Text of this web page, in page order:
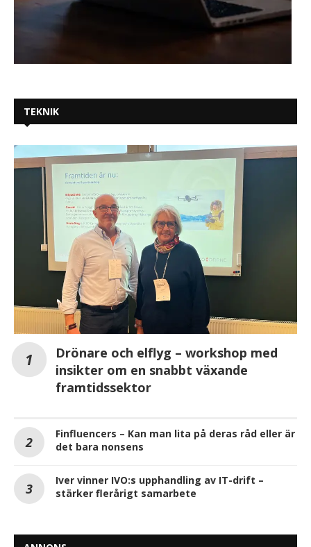
TEKNIK
Drönare och elflyg – workshop med
insikter om en snabbt växande
framtidssektor
Finfluencers – Kan man lita på deras råd eller är
det bara nonsens
Iver vinner IVO:s upphandling av IT-drift –
stärker flerårigt samarbete